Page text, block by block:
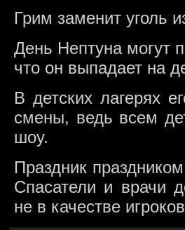
Грим заменит уголь
День Нептуна могут
что он выпадает на
В детских лагерях
смены, ведь всем
шоу.
Праздник
Спасатели и врачи
не в качестве